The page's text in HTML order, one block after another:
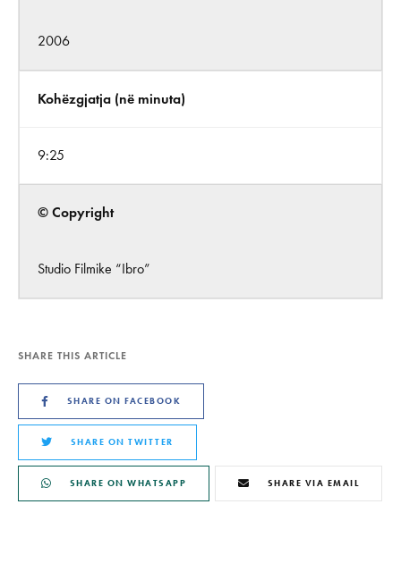
2006
Kohëzgjatja (në minuta)
9:25
© Copyright
Studio Filmike “Ibro”
SHARE THIS ARTICLE
SHARE ON FACEBOOK
SHARE ON TWITTER
SHARE ON WHATSAPP SHARE VIA EMAIL